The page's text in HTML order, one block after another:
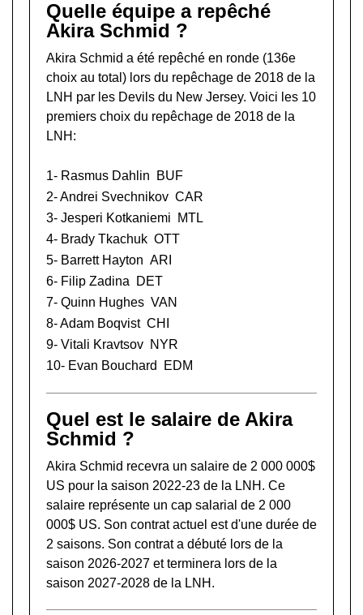
Quelle équipe a repêché
Akira Schmid ?
Akira Schmid a été repêché en ronde (136e
choix au total) lors du repêchage de 2018 de la
LNH par les Devils du New Jersey. Voici les 10
premiers choix du repêchage de 2018 de la
LNH:
1- Rasmus Dahlin
BUF
2-Andrei Svechnikov CAR
3- Jesperi Kotkaniemi
MTL
4- Brady Tkachuk OTT
5- Barrett Hayton ARI
6- Filip Zadina
DET
7- Quinn Hughes VAN
8-Adam Boqvist CHI
9- Vitali Kravtsov NYR
10- Evan Bouchard EDM
Quel est le salaire de Akira
Schmid ?
Akira Schmid recevra un salaire de 2 000 000$
US pour la saison 2022-23 de la LNH. Ce
salaire représente un cap salarial de 2 000
000$ US. Son contrat actuel est d'une durée de
2 saisons. Son contrat a débuté lors de la
saison 2026-2027 et terminera lors de la
saison 2027-2028 de la LNH.